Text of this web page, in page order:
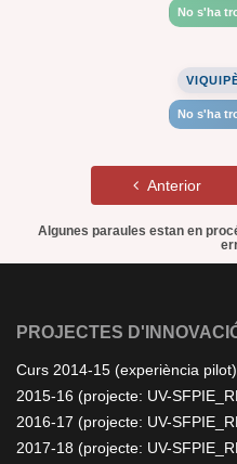
No s'ha
No s'ha
Anterior
Algunes paraules estan en
PROJECTES
Curs 2014-15 (experiència pilot)
2015-16 (projecte: UV-
2016-17 (projecte: UV-
2017-18 (projecte: UV-